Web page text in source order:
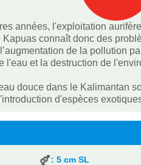
années, l'exploitation
connaît donc des
de la pollution
l'eau et la destruction de
douce dans le Kalimantan
d'espèces
: 5 cm SL